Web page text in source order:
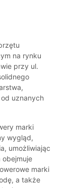
na rynku
przy ul.
uznanych
marki
wygląd,
umożliwiając
marki
a także